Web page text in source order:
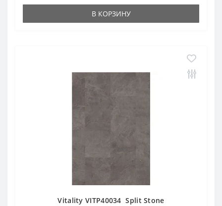
В КОРЗИНУ
Vitality VITP40034 Split Stone